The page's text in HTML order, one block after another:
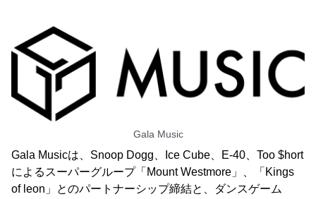
Gala Music
Gala Musicは、Snoop Dogg、Ice Cube、E-40、Too $hort
によるスーパーグループ「Mount Westmore」、「Kings
of leon」とのパートナーシップ締結と、ダンスゲーム